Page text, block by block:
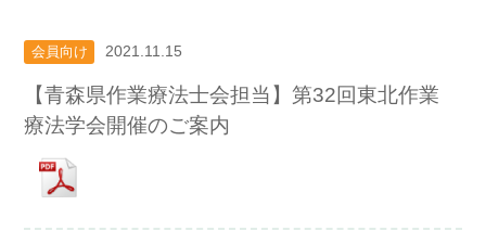
会員向け 2021.11.15
【青森県作業療法士会担当】第32回東北作業
療法学会開催のご案内